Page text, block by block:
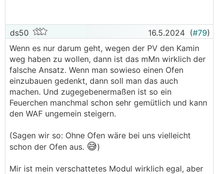
ds50 16.5.2024 (#79)
Wenn es nur darum geht, wegen der PV den Kamin
weg haben zu wollen, dann ist das mMn wirklich der
falsche Ansatz. Wenn man sowieso einen Ofen
einzubauen gedenkt, dann soll man das auch
machen. Und zugegebenermaßen ist so ein
Feuerchen manchmal schon sehr gemütlich und kann
den WAF ungemein steigern.
(Sagen wir so: Ohne Ofen wäre bei uns vielleicht
schon der Ofen aus. 😅)
Mir ist mein verschattetes Modul wirklich egal, aber